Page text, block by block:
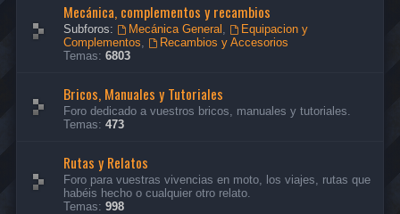
Mecánica, complementos y recambios
Subforos: Mecánica General ,
Equipacion y
Complementos,
Recambios y Accesorios
Temas: 6803
Bricos, Manuales y Tutoriales
Foro dedicado a vuestros bricos, manuales y tutoriales.
Temas: 473
Rutas y Relatos
Foro para vuestras vivencias en moto, los viajes, rutas que
habéis hecho o cualquier otro relato.
Temas: 998